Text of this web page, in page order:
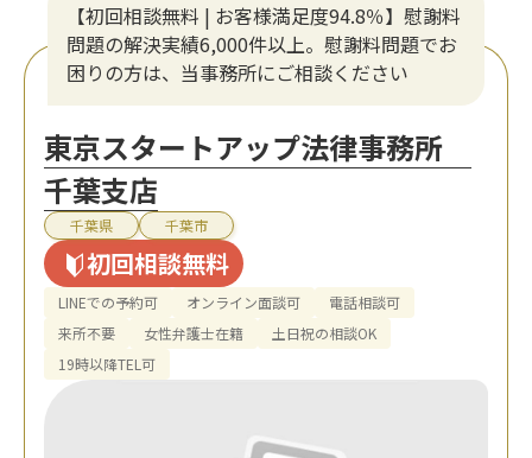
【初回相談無料 | お客様満足度94.8％】慰謝料
問題の解決実績6,000件以上。慰謝料問題でお
困りの方は、当事務所にご相談ください
東京スタートアップ法律事務所
千葉支店
千葉県 千葉市
初回相談無料
LINEでの予約可 オンライン面談可
電話相談可
来所不要
女性弁護士在籍
土日祝の相談OK
19時以降TEL可